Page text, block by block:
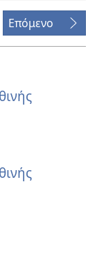
Επόμενο